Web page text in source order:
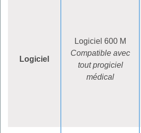
Logiciel
Logiciel 600 M
Compatible avec
tout progiciel
médical